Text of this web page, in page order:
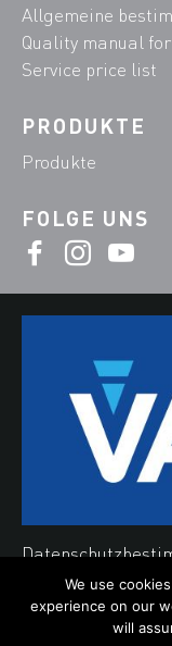
Allgemeine
Quality manual
Service price list
PRODUKTE
Produkte
FOLGE UNS
Cookies
©2019 Var d.o.o.
We use
experience on our
will